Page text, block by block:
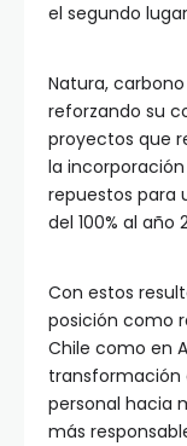
el segundo
Natura,
reforzando su
proyectos que
la
repuestos para
del 100% al año
Con estos
posición como
Chile como en
transformación
personal hacia
más